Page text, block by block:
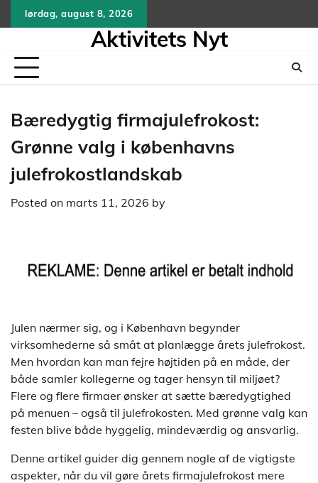
to
lørdag, august 8, 2026
Aktivitets Nyt
Bæredygtig firmajulefrokost:
Grønne valg i københavns
julefrokostlandskab
Posted on marts 11, 2026 by
Julen nærmer sig, og i København begynder
virksomhederne så småt at planlægge årets julefrokost.
Men hvordan kan man fejre højtiden på en måde, der
både samler kollegerne og tager hensyn til miljøet?
Flere og flere firmaer ønsker at sætte bæredygtighed
på menuen – også til julefrokosten. Med grønne valg kan
festen blive både hyggelig, mindeværdig og ansvarlig.
Denne artikel guider dig gennem nogle af de vigtigste
aspekter, når du vil gøre årets firmajulefrokost mere